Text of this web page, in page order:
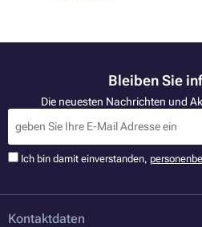
Bleiben Sie
Die neuesten Nachrichten und
Ich bin damit einverstanden,
Kontaktdaten